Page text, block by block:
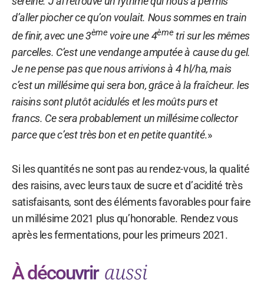
d’aller piocher ce qu’on voulait. Nous sommes en train
de finir, avec une 3èmevoire une 4èmetri sur les mêmes
parcelles. C’est une vendange amputée à cause du gel.
Je ne pense pas que nous arrivions à 4 hl/ha, mais
c’est un millésime qui sera bon, grâce à la fraîcheur. les
raisins sont plutôt acidulés et les moûts purs et
francs. Ce sera probablement un millésime collector
parce que c’est très bon et en petite quantité.»
Si les quantités ne sont pas au rendez-vous, la qualité
des raisins, avec leurs taux de sucre et d’acidité très
satisfaisants, sont des éléments favorables pour faire
un millésime 2021 plus qu’honorable. Rendez vous
après les fermentations, pour les primeurs 2021.
À découvrir aussi